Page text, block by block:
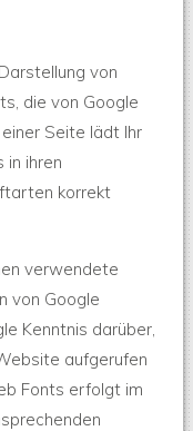
von
die von Google
Seite lädt Ihr
ihren
korrekt
verwendete
von Google
Kenntnis darüber,
aufgerufen
Fonts erfolgt im